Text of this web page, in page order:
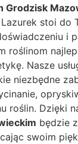
Grodzisk
stoi do
i
roślinom
Nasze
niezbędne
roślin. Dzięki
będzie
swoim